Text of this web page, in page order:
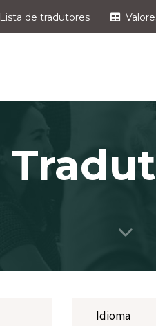
Lista de tradutores
Idioma